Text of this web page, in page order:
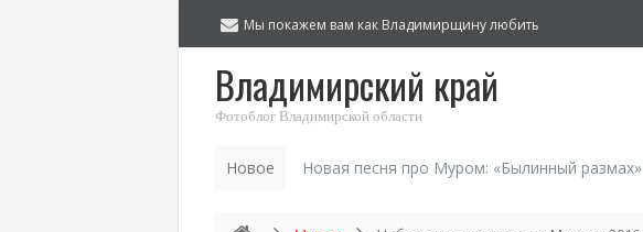
Мы покажем вам как Владимирщину любить
Владимирский край
Фотоблог Владимирской области
Новое Новая песня про Муром: «Былинный размах»